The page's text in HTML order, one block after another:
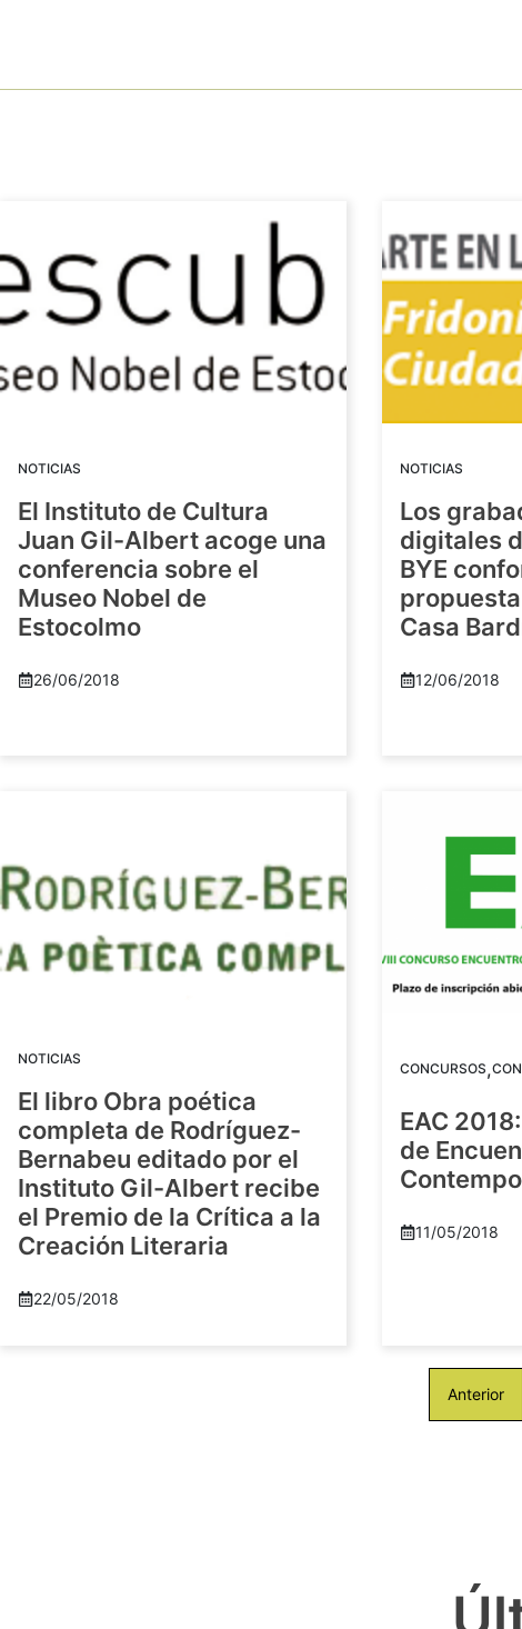
NOTICIAS
El Instituto de Cultura
Juan Gil-Albert acoge una
conferencia sobre el
Museo Nobel de
Estocolmo
26/06/2018
NOTICIAS
Los
digitales
BYE
Casa
12/06/2018
NOTICIAS
El libro Obra poética
completa de Rodríguez-
Bernabeu editado por el
Instituto Gil-Albert recibe
el Premio de la Crítica a la
Creación Literaria
22/05/2018
CONCURSOS,
EAC
de
11/05/2018
Anterior